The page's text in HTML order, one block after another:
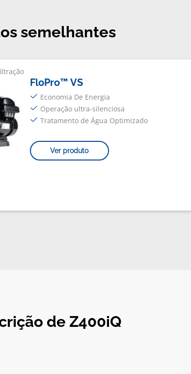
semelhantes
FloPro™ VS
Economia De Energia
Operação ultra-silenciosa
Tratamento de Água Optimizado
Ver produto
de Z400iQ